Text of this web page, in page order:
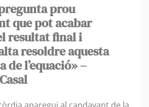
prou
que pot acabar
resultat final i
resoldre aquesta
de l’equació» –